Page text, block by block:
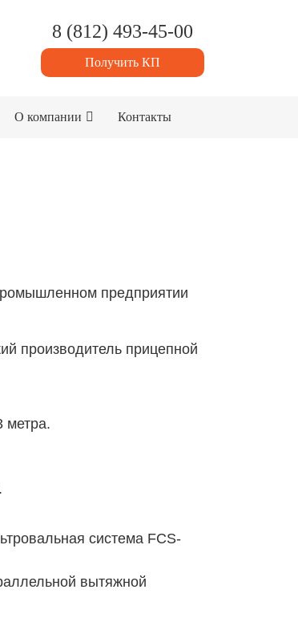
8 (812) 493-45-00
Получить КП
О компании Контакты
предприятии
производитель прицепной
система FCS-
вытяжной